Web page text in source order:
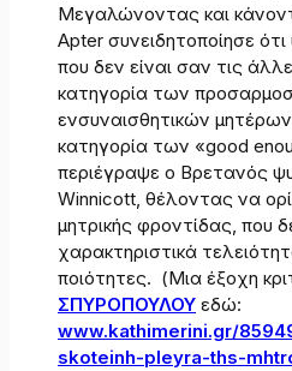
Μεγαλώνοντας και
Apter συνειδητοποίησε
που δεν είναι σαν τις
κατηγορία των
ενσυναισθητικών
κατηγορία των «good
περιέγραψε ο Βρετανός
Winnicott, θέλοντας να
μητρικής φροντίδας, που
χαρακτηριστικά
ποιότητες. (Μια έξοχη
ΣΠΥΡΟΠΟΥΛΟΥ εδώ:
www.kathimerini.gr/
skoteinh-pleyra-ths-